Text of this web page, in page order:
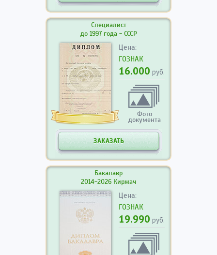
Специалист
до 1997 года - СССР
Цена:
ГОЗНАК
16.000 руб.
Фото
документа
ЗАКАЗАТЬ
Бакалавр
2014-2026 Киржач
Цена:
ГОЗНАК
19.990 руб.